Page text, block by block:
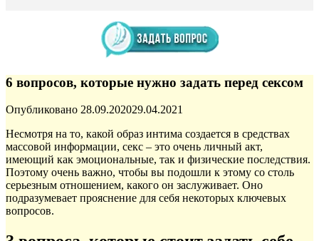
6 вопросов, которые нужно задать перед сексом
Опубликовано 28.09.202029.04.2021
Несмотря на то, какой образ интима создается в средствах
массовой информации, секс – это очень личный акт,
имеющий как эмоциональные, так и физические последствия.
Поэтому очень важно, чтобы вы подошли к этому со столь
серьезным отношением, какого он заслуживает. Оно
подразумевает прояснение для себя некоторых ключевых
вопросов.